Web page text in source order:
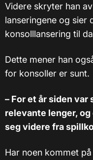
Videre skryter han
lanseringene og sier
konsolllansering til
Dette mener han
for konsoller er sunt.
– For et år siden
relevante lenger,
seg videre fra
Har noen kommet